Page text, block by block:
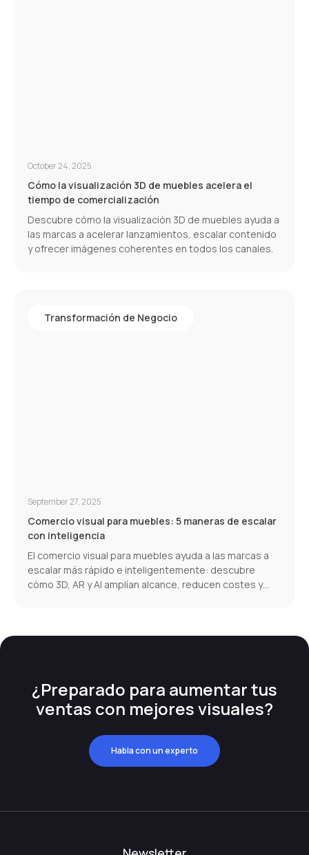
October 24, 2025
Cómo la visualización 3D de muebles acelera el
tiempo de comercialización
Descubre cómo la visualización 3D de muebles ayuda a
las marcas a acelerar lanzamientos, escalar contenido
y ofrecer imágenes coherentes en todos los canales.
Transformación de Negocio
September 27, 2025
Comercio visual para muebles: 5 maneras de escalar
con inteligencia
El comercio visual para muebles ayuda a las marcas a
escalar más rápido e inteligentemente: descubre
cómo 3D, AR y AI amplían alcance, reducen costes y
¿Preparado para aumentar tus
ventas con mejores visuales?
Habla con un experto